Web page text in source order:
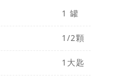
1 罐
1/2顆
1大匙